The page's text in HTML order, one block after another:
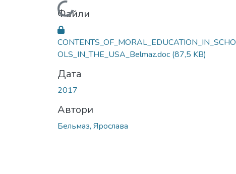
Вантажиться...
Файли
CONTENTS_OF_MORAL_EDUCATION_IN_SCHO
OLS_IN_THE_USA_Belmaz.doc (87,5 KB)
Дата
2017
Автори
Бельмаз, Ярослава